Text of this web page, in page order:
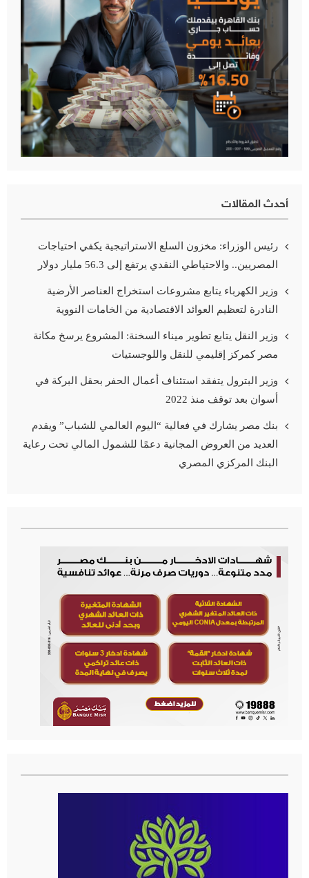
أحدث المقالات
رئيس الوزراء: مخزون السلع الاستراتيجية يكفي احتياجات
المصريين.. والاحتياطي النقدي يرتفع إلى 56.3 مليار دولار
وزير الكهرباء يتابع مشروعات استخراج العناصر الأرضية
النادرة لتعظيم العوائد الاقتصادية من الخامات النووية
وزير النقل يتابع تطوير ميناء السخنة: المشروع يرسخ مكانة
مصر كمركز إقليمي للنقل واللوجستيات
وزير البترول يتفقد استئناف أعمال الحفر بحقل البركة في
أسوان بعد توقف منذ 2022
بنك مصر يشارك في فعالية “اليوم العالمي للشباب” ويقدم
العديد من العروض المجانية دعمًا للشمول المالي تحت رعاية
البنك المركزي المصري